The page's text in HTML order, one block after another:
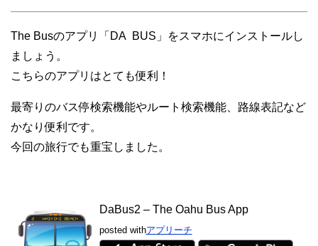
The Busのアプリ「DA BUS」をスマホにインストールし
ましょう。
こちらのアプリはとても便利！
最寄りのバス停検索機能やルート検索機能、路線表記など
かなり便利です。
今回の旅行でも重宝しました。
DaBus2 – The Oahu Bus App
posted withアプリーチ